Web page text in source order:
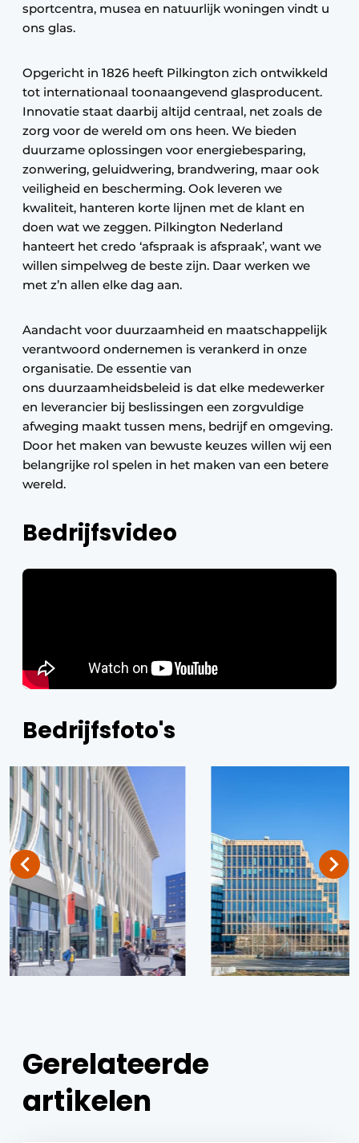
sportcentra, musea en natuurlijk woningen vindt u
ons glas.
Opgericht in 1826 heeft Pilkington zich ontwikkeld
tot internationaal toonaangevend glasproducent.
Innovatie staat daarbij altijd centraal, net zoals de
zorg voor de wereld om ons heen. We bieden
duurzame oplossingen voor energiebesparing,
zonwering, geluidwering, brandwering, maar ook
veiligheid en bescherming. Ook leveren we
kwaliteit, hanteren korte lijnen met de klant en
doen wat we zeggen. Pilkington Nederland
hanteert het credo ‘afspraak is afspraak’, want we
willen simpelweg de beste zijn. Daar werken we
met z’n allen elke dag aan.
Aandacht voor duurzaamheid en maatschappelijk
verantwoord ondernemen is verankerd in onze
organisatie. De essentie van
ons duurzaamheidsbeleid is dat elke medewerker
en leverancier bij beslissingen een zorgvuldige
afweging maakt tussen mens, bedrijf en omgeving.
Door het maken van bewuste keuzes willen wij een
belangrijke rol spelen in het maken van een betere
wereld.
Bedrijfsvideo
Bedrijfsfoto's
Gerelateerde
artikelen